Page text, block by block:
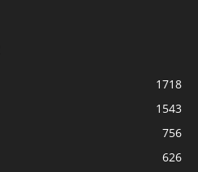
1718
1543
756
626